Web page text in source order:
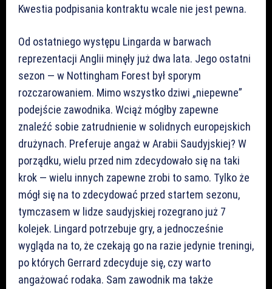
Kwestia podpisania kontraktu wcale nie jest pewna.
Od ostatniego występu Lingarda w barwach
reprezentacji Anglii minęły już dwa lata. Jego ostatni
sezon — w Nottingham Forest był sporym
rozczarowaniem. Mimo wszystko dziwi „niepewne”
podejście zawodnika. Wciąż mógłby zapewne
znaleźć sobie zatrudnienie w solidnych europejskich
drużynach. Preferuje angaż w Arabii Saudyjskiej? W
porządku, wielu przed nim zdecydowało się na taki
krok — wielu innych zapewne zrobi to samo. Tylko że
mógł się na to zdecydować przed startem sezonu,
tymczasem w lidze saudyjskiej rozegrano już 7
kolejek. Lingard potrzebuje gry, a jednocześnie
wygląda na to, że czekają go na razie jedynie treningi,
po których Gerrard zdecyduje się, czy warto
angażować rodaka. Sam zawodnik ma także